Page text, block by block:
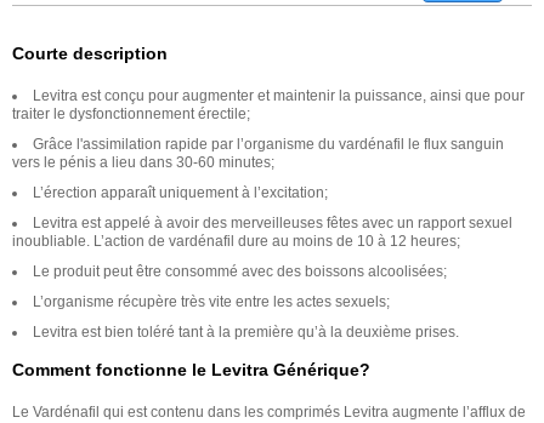
Courte description
Levitra est conçu pour augmenter et maintenir la puissance, ainsi que pour
traiter le dysfonctionnement érectile;
Grâce l'assimilation rapide par l’organisme du vardénafil le flux sanguin
vers le pénis a lieu dans 30-60 minutes;
L’érection apparaît uniquement à l’excitation;
Levitra est appelé à avoir des merveilleuses fêtes avec un rapport sexuel
inoubliable. L’action de vardénafil dure au moins de 10 à 12 heures;
Le produit peut être consommé avec des boissons alcoolisées;
L’organisme récupère très vite entre les actes sexuels;
Levitra est bien toléré tant à la première qu’à la deuxième prises.
Comment fonctionne le Levitra Générique?
Le Vardénafil qui est contenu dans les comprimés Levitra augmente l’afflux de